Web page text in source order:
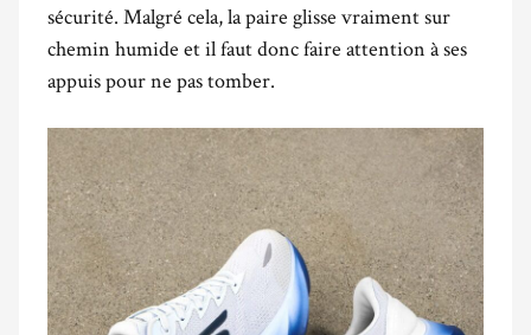
sécurité. Malgré cela, la paire glisse vraiment sur
chemin humide et il faut donc faire attention à ses
appuis pour ne pas tomber.